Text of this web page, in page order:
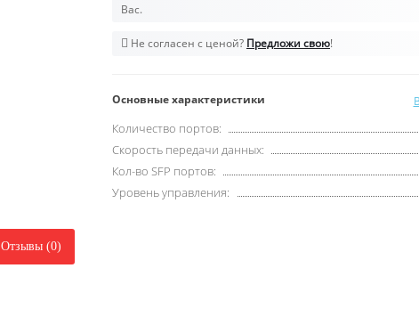
Вас.
Не согласен с ценой? Предложи свою!
Основные характеристики
Количество портов:
Скорость передачи данных:
Кол-во SFP портов:
Уровень управления:
Отзывы (0)